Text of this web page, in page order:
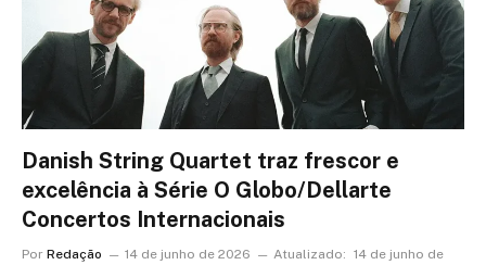
Danish String Quartet traz frescor e
excelência à Série O Globo/Dellarte
Concertos Internacionais
Por Redação 14 de junho de 2026 Atualizado: 14 de junho de